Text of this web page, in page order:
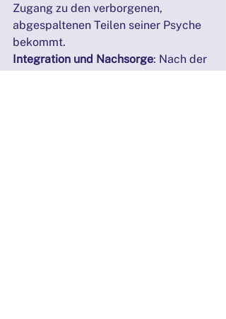
Zugang zu den verborgenen,
abgespaltenen Teilen seiner Psyche
bekommt.
Integration und Nachsorge: Nach der